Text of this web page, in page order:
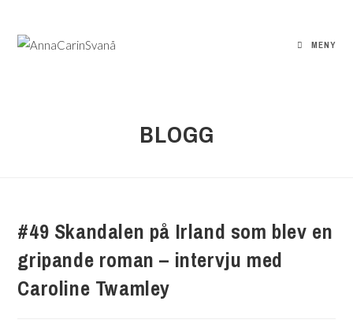
MENY
BLOGG
#49 Skandalen på Irland som blev en
gripande roman – intervju med
Caroline Twamley